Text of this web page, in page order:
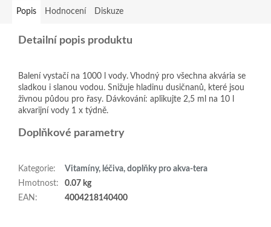
Popis Hodnocení Diskuze
Detailní popis produktu
Balení vystačí na 1000 l vody. Vhodný pro všechna akvária se
sladkou i slanou vodou. Snižuje hladinu dusičnanů, které jsou
živnou půdou pro řasy. Dávkování: aplikujte 2,5 ml na 10 l
akvarijní vody 1 x týdně.
Doplňkové parametry
Kategorie:
Vitamíny, léčiva, doplňky pro akva-tera
Hmotnost:
0.07 kg
EAN : 4004218140400